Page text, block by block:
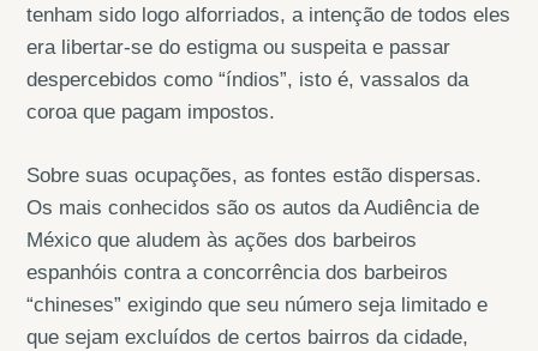
tenham sido logo alforriados, a intenção de todos eles
era libertar-se do estigma ou suspeita e passar
despercebidos como “índios”, isto é, vassalos da
coroa que pagam impostos.
Sobre suas ocupações, as fontes estão dispersas.
Os mais conhecidos são os autos da Audiência de
México que aludem às ações dos barbeiros
espanhóis contra a concorrência dos barbeiros
“chineses” exigindo que seu número seja limitado e
que sejam excluídos de certos bairros da cidade,